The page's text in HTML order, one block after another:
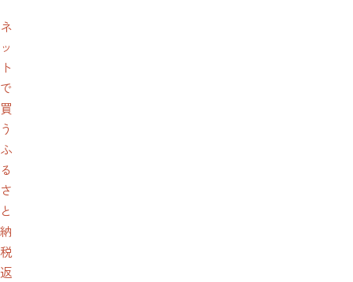
ネ
ッ
ト
で
買
う
ふ
る
さ
と
納
税
返